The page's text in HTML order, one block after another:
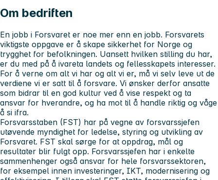
Om bedriften
En jobb i Forsvaret er noe mer enn en jobb. Forsvarets
viktigste oppgave er å skape sikkerhet for Norge og
trygghet for befolkningen. Uansett hvilken stilling du har,
er du med på å ivareta landets og fellesskapets interesser.
For å verne om alt vi har og alt vi er, må vi selv leve ut de
verdiene vi er satt til å forsvare. Vi ønsker derfor ansatte
som bidrar til en god kultur ved å vise respekt og ta
ansvar for hverandre, og ha mot til å handle riktig og våge
å si ifra.
Forsvarsstaben (FST) har på vegne av forsvarssjefen
utøvende myndighet for ledelse, styring og utvikling av
Forsvaret. FST skal sørge for at oppdrag, mål og
resultater blir fulgt opp. Forsvarssjefen har i enkelte
sammenhenger også ansvar for hele forsvarssektoren,
for eksempel innen investeringer, IKT, modernisering og